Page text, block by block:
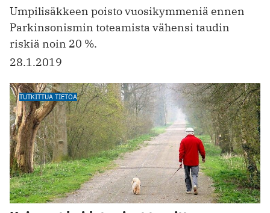
Umpilisäkkeen poisto vuosikymmeniä ennen
Parkinsonismin toteamista vähensi taudin
riskiä noin 20 %.
28.1.2019
TUTKITTUA TIETOA